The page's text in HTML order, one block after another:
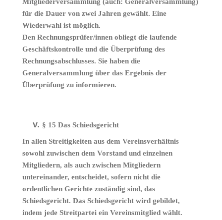
Mitgliederversammlung (auch: Generalversammlung)
für die Dauer von zwei Jahren gewählt. Eine
Wiederwahl ist möglich.
Den Rechnungsprüfer/innen obliegt die laufende
Geschäftskontrolle und die Überprüfung des
Rechnungsabschlusses. Sie haben die
Generalversammlung über das Ergebnis der
Überprüfung zu informieren.
§ 15 Das Schiedsgericht
In allen Streitigkeiten aus dem Vereinsverhältnis
sowohl zuwischen dem Vorstand und einzelnen
Mitgliedern, als auch zwischen Mitgliedern
untereinander, entscheidet, sofern nicht die
ordentlichen Gerichte zuständig sind, das
Schiedsgericht. Das Schiedsgericht wird gebildet,
indem jede Streitpartei ein Vereinsmitglied wählt.